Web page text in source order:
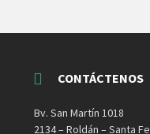
CONTÁCTENOS
Bv. San Martín 1018
2134 – Roldán – Santa Fe